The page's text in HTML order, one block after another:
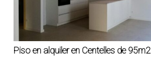
Piso en alquiler en Centelles de